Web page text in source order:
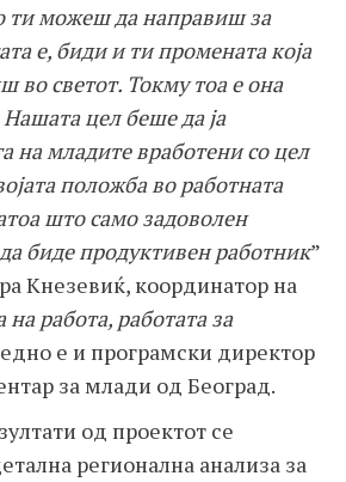
ти можеш да направиш за
aтaе, биди и ти промената која
во светот. Токму тоа е она
цел беше да ја
на младите вработени со цел
положба во работната
што само задоволен
биде продуктивен работник”
Кнезевиќ, координатор на
на работа, работата за
е и програмски директор
за млади од Београд.
од проектот се
регионална анализа за